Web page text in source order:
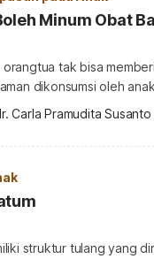
Minum Obat
orangtua tak bisa
dikonsumsi oleh
malah akan
bayi boleh minum obat
dilakukan orangtua
Carla Pramudita Susanto
struktur tulang yang